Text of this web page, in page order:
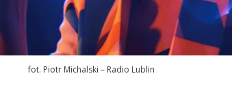
fot. Piotr Michalski – Radio Lublin